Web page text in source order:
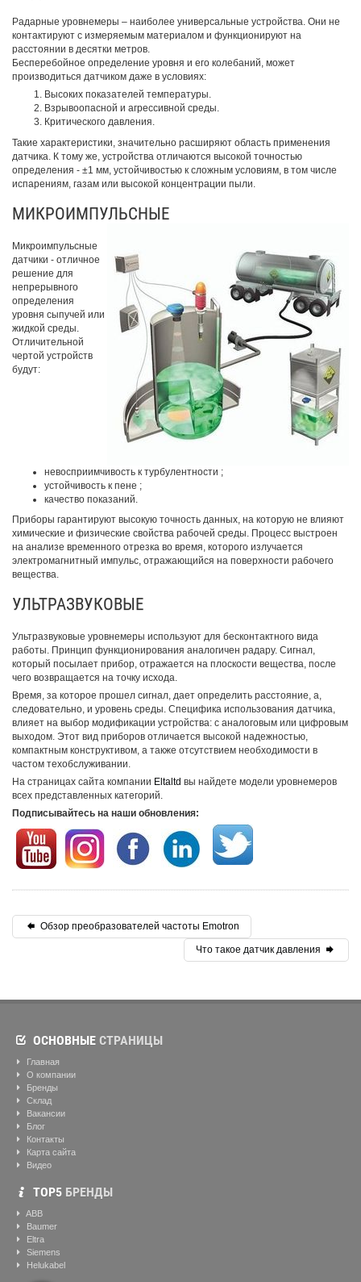
Радарные уровнемеры – наиболее универсальные устройства. Они не
контактируют с измеряемым материалом и функционируют на
расстоянии в десятки метров.
Бесперебойное определение уровня и его колебаний, может
производиться датчиком даже в условиях:
Высоких показателей температуры.
Взрывоопасной и агрессивной среды.
Критического давления.
Такие характеристики, значительно расширяют область применения
датчика. К тому же, устройства отличаются высокой точностью
определения - ±1 мм, устойчивостью к сложным условиям, в том числе
испарениям, газам или высокой концентрации пыли.
МИКРОИМПУЛЬСНЫЕ
Микроимпульсные
датчики - отличное
решение для
непрерывного
определения
уровня сыпучей или
жидкой среды.
Отличительной
чертой устройств
будут:
невосприимчивость к турбулентности ;
устойчивость к пене ;
качество показаний.
Приборы гарантируют высокую точность данных, на которую не влияют
химические и физические свойства рабочей среды. Процесс выстроен
на анализе временного отрезка во время, которого излучается
электромагнитный импульс, отражающийся на поверхности рабочего
вещества.
УЛЬТРАЗВУКОВЫЕ
Ультразвуковые уровнемеры используют для бесконтактного вида
работы. Принцип функционирования аналогичен радару. Сигнал,
который посылает прибор, отражается на плоскости вещества, после
чего возвращается на точку исхода.
Время, за которое прошел сигнал, дает определить расстояние, а,
следовательно, и уровень среды. Специфика использования датчика,
влияет на выбор модификации устройства: с аналоговым или цифровым
выходом. Этот вид приборов отличается высокой надежностью,
компактным конструктивом, а также отсутствием необходимости в
частом техобслуживании.
На страницах сайта компании Eltaltd вы найдете модели уровнемеров
всех представленных категорий.
Подписывайтесь на наши обновления:
Обзор преобразователей частоты Emotron
Что такое датчик давления
ОСНОВНЫЕ СТРАНИЦЫ
Главная
О компании
Бренды
Склад
Вакансии
Блог
Контакты
Карта сайта
Видео
ТОР5 БРЕНДЫ
ABB
Baumer
Eltra
Siemens
Helukabel